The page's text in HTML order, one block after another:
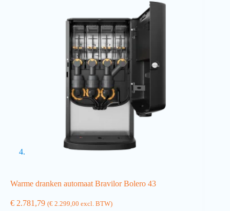
Warme dranken automaat Bravilor Bolero 43
€ 2.781,79 (€ 2.299,00 excl. BTW)